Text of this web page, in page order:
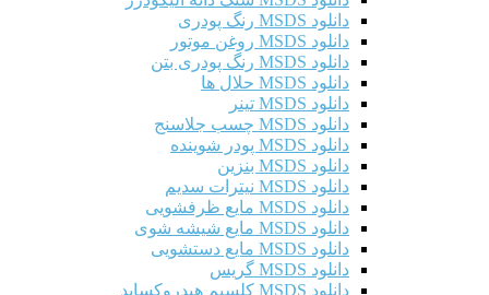
دانلود MSDS رنگ پودری
دانلود MSDS روغن موتور
دانلود MSDS رنگ پودری بتن
دانلود MSDS حلال ها
دانلود MSDS تینر
دانلود MSDS چسب جلاسنج
دانلود MSDS پودر شوینده
دانلود MSDS بنزین
دانلود MSDS نیترات سدیم
دانلود MSDS مایع ظرفشویی
دانلود MSDS مایع شیشه شوی
دانلود MSDS مایع دستشویی
دانلود MSDS گریس
دانلود MSDS کلسیم هیدروکساید